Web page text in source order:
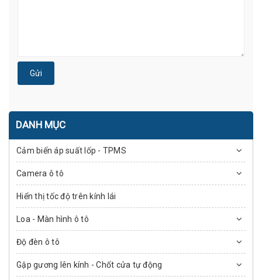
Gửi
DANH MỤC
Cảm biến áp suất lốp - TPMS
Camera ô tô
Hiển thị tốc độ trên kính lái
Loa - Màn hình ô tô
Độ đèn ô tô
Gập gương lên kính - Chốt cửa tự động